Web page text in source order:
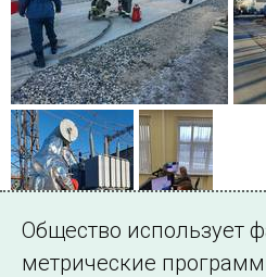
Общество использует
метрические